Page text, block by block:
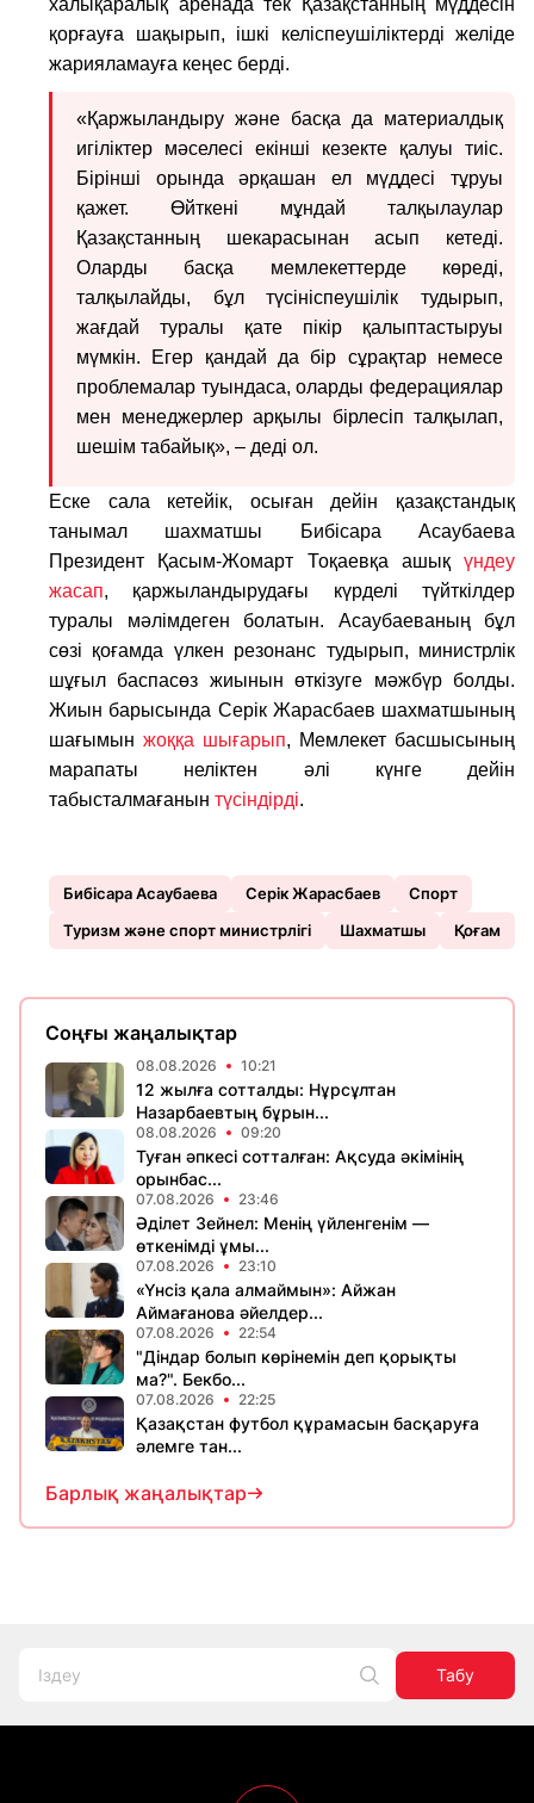
халықаралық аренада тек Қазақстанның мүддесін
қорғауға шақырып, ішкі келіспеушіліктерді желіде
жарияламауға кеңес берді.
«Қаржыландыру және басқа да материалдық
игіліктер мәселесі екінші кезекте қалуы тиіс.
Бірінші орында әрқашан ел мүддесі тұруы
қажет. Өйткені мұндай талқылаулар
Қазақстанның шекарасынан асып кетеді.
Оларды басқа мемлекеттерде көреді,
талқылайды, бұл түсініспеушілік тудырып,
жағдай туралы қате пікір қалыптастыруы
мүмкін. Егер қандай да бір сұрақтар немесе
проблемалар туындаса, оларды федерациялар
мен менеджерлер арқылы бірлесіп талқылап,
шешім табайық», – деді ол.
Еске сала кетейік, осыған дейін қазақстандық
танымал шахматшы Бибісара Асаубаева
Президент Қасым-Жомарт Тоқаевқа ашық үндеу
жасап, қаржыландырудағы күрделі түйткілдер
туралы мәлімдеген болатын. Асаубаеваның бұл
сөзі қоғамда үлкен резонанс тудырып, министрлік
шұғыл баспасөз жиынын өткізуге мәжбүр болды.
Жиын барысында Серік Жарасбаев шахматшының
шағымын жоққа шығарып, Мемлекет басшысының
марапаты неліктен әлі күнге дейін
табысталмағанын түсіндірді.
Бибісара Асаубаева Серік Жарасбаев
Спорт
Туризм және спорт министрлігі
Шахматшы Қоғам
Соңғы жаңалықтар
08.08.2026 10:21
12 жылға сотталды: Нұрсұлтан
Назарбаевтың бұрын...
08.08.2026 09:20
Туған әпкесі сотталған: Ақсуда әкімінің
орынбас...
07.08.2026 23:46
Әділет Зейнел: Менің үйленгенім —
өткенімді ұмы...
07.08.2026 23:10
«Үнсіз қала алмаймын»: Айжан
Аймағанова әйелдер...
07.08.2026 22:54
"Діндар болып көрінемін деп қорықты
ма?". Бекбо...
07.08.2026 22:25
Қазақстан футбол құрамасын басқаруға
әлемге тан...
Барлық жаңалықтар
Табу